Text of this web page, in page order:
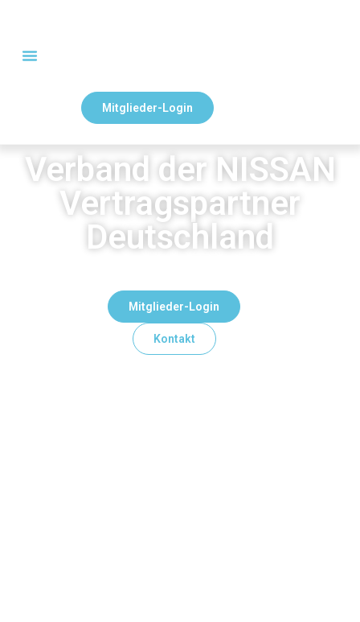
Mitglieder-Login
Verband der NISSAN
Vertragspartner
Deutschland
Mitglieder-Login
Kontakt